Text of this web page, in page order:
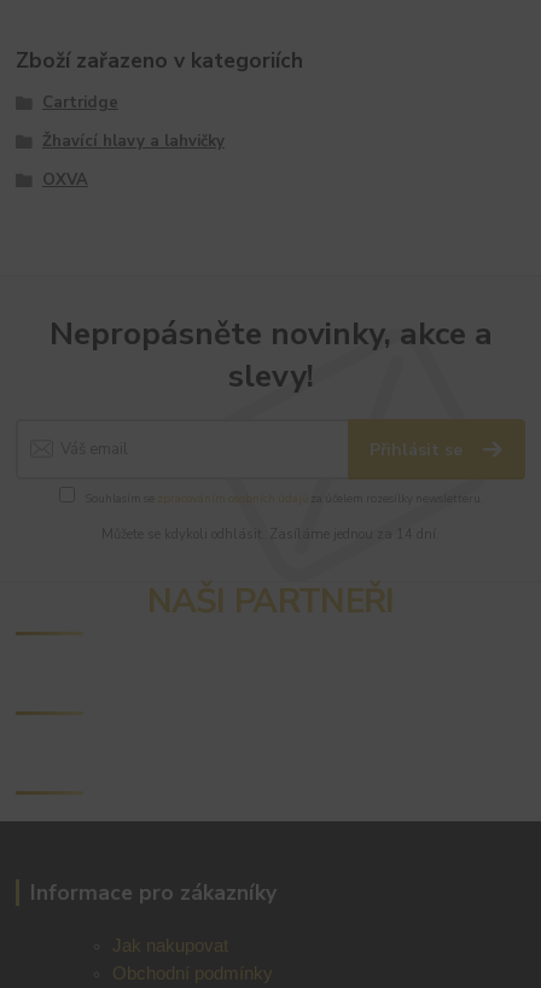
Zboží zařazeno v kategoriích
Cartridge
Žhavící hlavy a lahvičky
OXVA
Nepropásněte novinky, akce a
slevy!
Přihlásit se
zpracováním osobních údajů
NAŠI PARTNEŘI
Informace pro zákazníky
Jak nakupovat
Obchodní podmínky